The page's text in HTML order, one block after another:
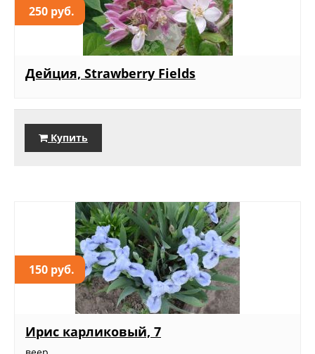
250 руб.
Дейция, Strawberry Fields
Купить
150 руб.
Ирис карликовый, 7